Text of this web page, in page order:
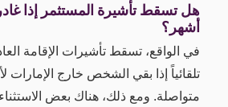
أشهر؟
في الواقع، تسقط تأشيرات الإقامة
متواصلة. ومع ذلك، هناك بعض